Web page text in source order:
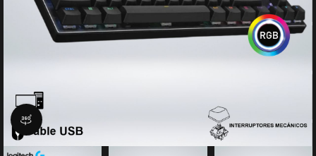
vista de producto 360